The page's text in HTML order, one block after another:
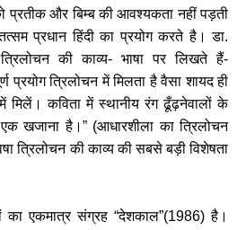
प्रतीक और बिम्ब की आवश्यकता नहीं पड़ती
प्रधान हिंदी का प्रयोग करते है। डा.
त्रिलोचन की काव्य- भाषा पर लिखते हैं‌-
प्रयोग त्रिलोचन में मिलता है वैसा शायद ही
कविता में स्थानीय रंग ढूँढ़नेवालों के
खजाना है।” (आधारशीला का त्रिलोचन
त्रिलोचन की काव्य की सबसे बड़ी विशेषता
एकमात्र संग्रह “देशकाल”(1986) है।